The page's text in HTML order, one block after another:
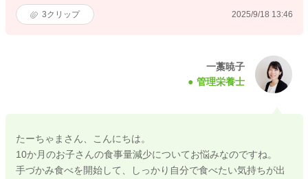
3クリップ 2025/9/18 13:46
一藁暁子
管理栄養士
たーちゃまさん、こんにちは。
10か月のお子さんの食事量減少についてお悩みなのですね。
手づかみ食べを開始して、しっかり自分で食べたい気持ちが出